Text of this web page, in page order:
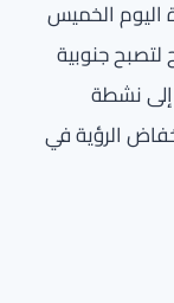
اليوم الخميس
جنوبية
إلى نشطة
الرؤية في